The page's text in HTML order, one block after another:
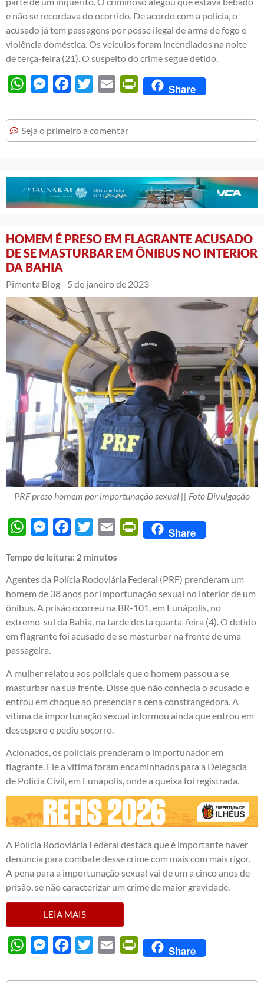
e não se recordava do ocorrido. De acordo com a polícia, o
acusado já tem passagens por posse ilegal de arma de fogo e
violência doméstica. Os veículos foram incendiados na noite
de terça-feira (21). O suspeito do crime segue detido.
WhatsAppMessengerFacebook
Twitter Email PrintFriendly
Share
Seja o primeiro a comentar
HOMEM É PRESO EM FLAGRANTE ACUSADO
DE SE MASTURBAR EM ÔNIBUS NO INTERIOR
DA BAHIA
Pimenta Blog - 5 de janeiro de 2023
PRF preso homem por importunação sexual || Foto Divulgação
WhatsAppMessengerFacebook
Twitter Email PrintFriendly
Share
Tempo de leitura: 2 minutos
Agentes da Polícia Rodoviária Federal (PRF) prenderam um
homem de 38 anos por importunação sexual no interior de um
ônibus. A prisão ocorreu na BR-101, em Eunápolis, no
extremo-sul da Bahia, na tarde desta quarta-feira (4). O detido
em flagrante foi acusado de se masturbar na frente de uma
passageira.
A mulher relatou aos policiais que o homem passou a se
masturbar na sua frente. Disse que não conhecia o acusado e
entrou em choque ao presenciar a cena constrangedora. A
vítima da importunação sexual informou ainda que entrou em
desespero e pediu socorro.
Acionados, os policiais prenderam o importunador em
flagrante. Ele a vítima foram encaminhados para a Delegacia
de Polícia Civil, em Eunápolis, onde a queixa foi registrada.
A Polícia Rodoviária Federal destaca que é importante haver
denúncia para combate desse crime com mais com mais rigor.
A pena para a importunação sexual vai de um a cinco anos de
prisão, se não caracterizar um crime de maior gravidade.
LEIA MAIS
WhatsAppMessengerFacebook
Twitter Email PrintFriendly
Share